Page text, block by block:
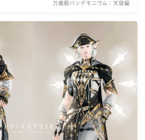
万魔殿パンデモニウム：天獄編